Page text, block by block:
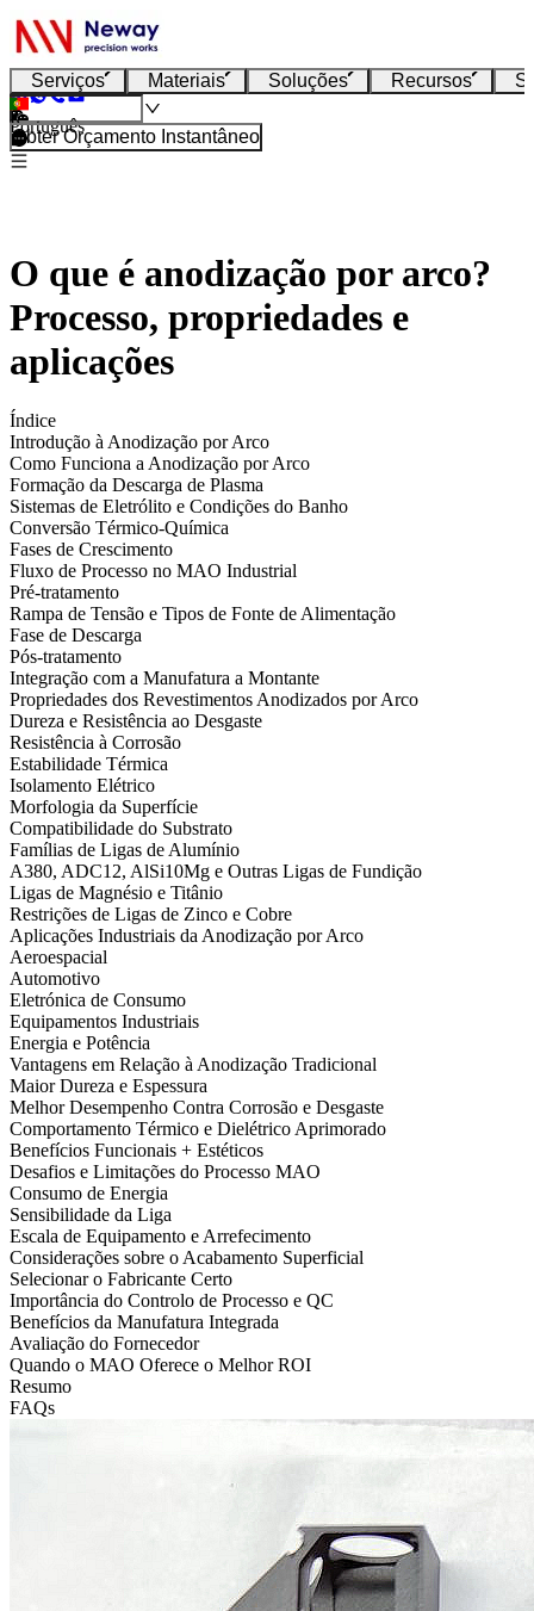
Serviços Materiais Soluções Recursos
Português
Obter Orçamento Instantâneo
O que é anodização por arco?
Processo, propriedades e
aplicações
Índice
Introdução à Anodização por Arco
Como Funciona a Anodização por Arco
Formação da Descarga de Plasma
Sistemas de Eletrólito e Condições do Banho
Conversão Térmico-Química
Fases de Crescimento
Fluxo de Processo no MAO Industrial
Pré-tratamento
Rampa de Tensão e Tipos de Fonte de Alimentação
Fase de Descarga
Pós-tratamento
Integração com a Manufatura a Montante
Propriedades dos Revestimentos Anodizados por Arco
Dureza e Resistência ao Desgaste
Resistência à Corrosão
Estabilidade Térmica
Isolamento Elétrico
Morfologia da Superfície
Compatibilidade do Substrato
Famílias de Ligas de Alumínio
A380, ADC12, AlSi10Mg e Outras Ligas de Fundição
Ligas de Magnésio e Titânio
Restrições de Ligas de Zinco e Cobre
Aplicações Industriais da Anodização por Arco
Aeroespacial
Automotivo
Eletrónica de Consumo
Equipamentos Industriais
Energia e Potência
Vantagens em Relação à Anodização Tradicional
Maior Dureza e Espessura
Melhor Desempenho Contra Corrosão e Desgaste
Comportamento Térmico e Dielétrico Aprimorado
Benefícios Funcionais + Estéticos
Desafios e Limitações do Processo MAO
Consumo de Energia
Sensibilidade da Liga
Escala de Equipamento e Arrefecimento
Considerações sobre o Acabamento Superficial
Selecionar o Fabricante Certo
Importância do Controlo de Processo e QC
Benefícios da Manufatura Integrada
Avaliação do Fornecedor
Quando o MAO Oferece o Melhor ROI
Resumo
FAQs